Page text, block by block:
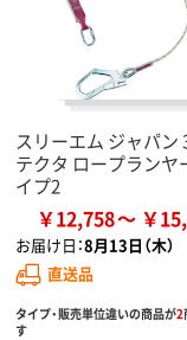
スリーエム ジャパン
テクタ ロープランヤ
イプ2
￥12,758 ￥
お届け日：8月13日（木）
直送品
タイプ・販売単位違いの商品が2
す